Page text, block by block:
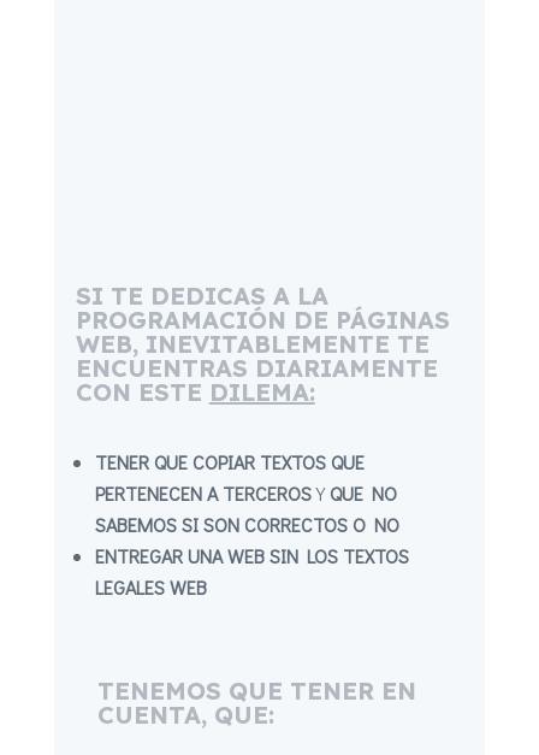
SI TE DEDICAS A LA
PROGRAMACIÓN DE PÁGINAS
WEB, INEVITABLEMENTE TE
ENCUENTRAS DIARIAMENTE
CON ESTE DILEMA:
TENER QUE COPIAR TEXTOS QUE
PERTENECEN A TERCEROSYQUE NO
SABEMOS SI SON CORRECTOS O NO
ENTREGAR UNA WEB SIN LOS TEXTOS
LEGALES WEB
TENEMOS QUE TENER EN
CUENTA, QUE: